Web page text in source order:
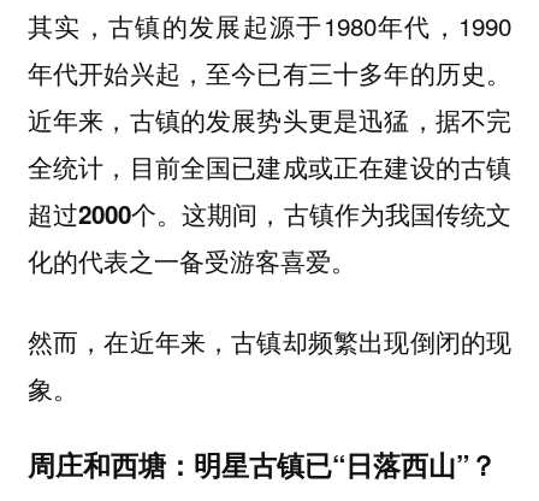
其实，古镇的发展起源于1980年代，1990
年代开始兴起，至今已有三十多年的历史。
近年来，古镇的发展势头更是迅猛， 据不完
全统计，目前全国已建成或正在建设的古镇
超过2000个。这期间，古镇作为我国传统文
化的代表之一备受游客喜爱。
然而，在近年来，古镇却频繁出现倒闭的现
象。
周庄和西塘：明星古镇已“日落西山”？